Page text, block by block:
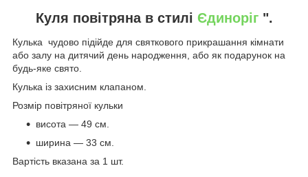
Куля повітряна в стилі Єдиноріг".
Кулька чудово підійде для святкового прикрашання кімнати
або залу на дитячий день народження, або як подарунок на
будь-яке свято.
Кулька із захисним клапаном.
Розмір повітряної кульки
висота — 49 см.
ширина — 33 см.
Вартість вказана за 1 шт.